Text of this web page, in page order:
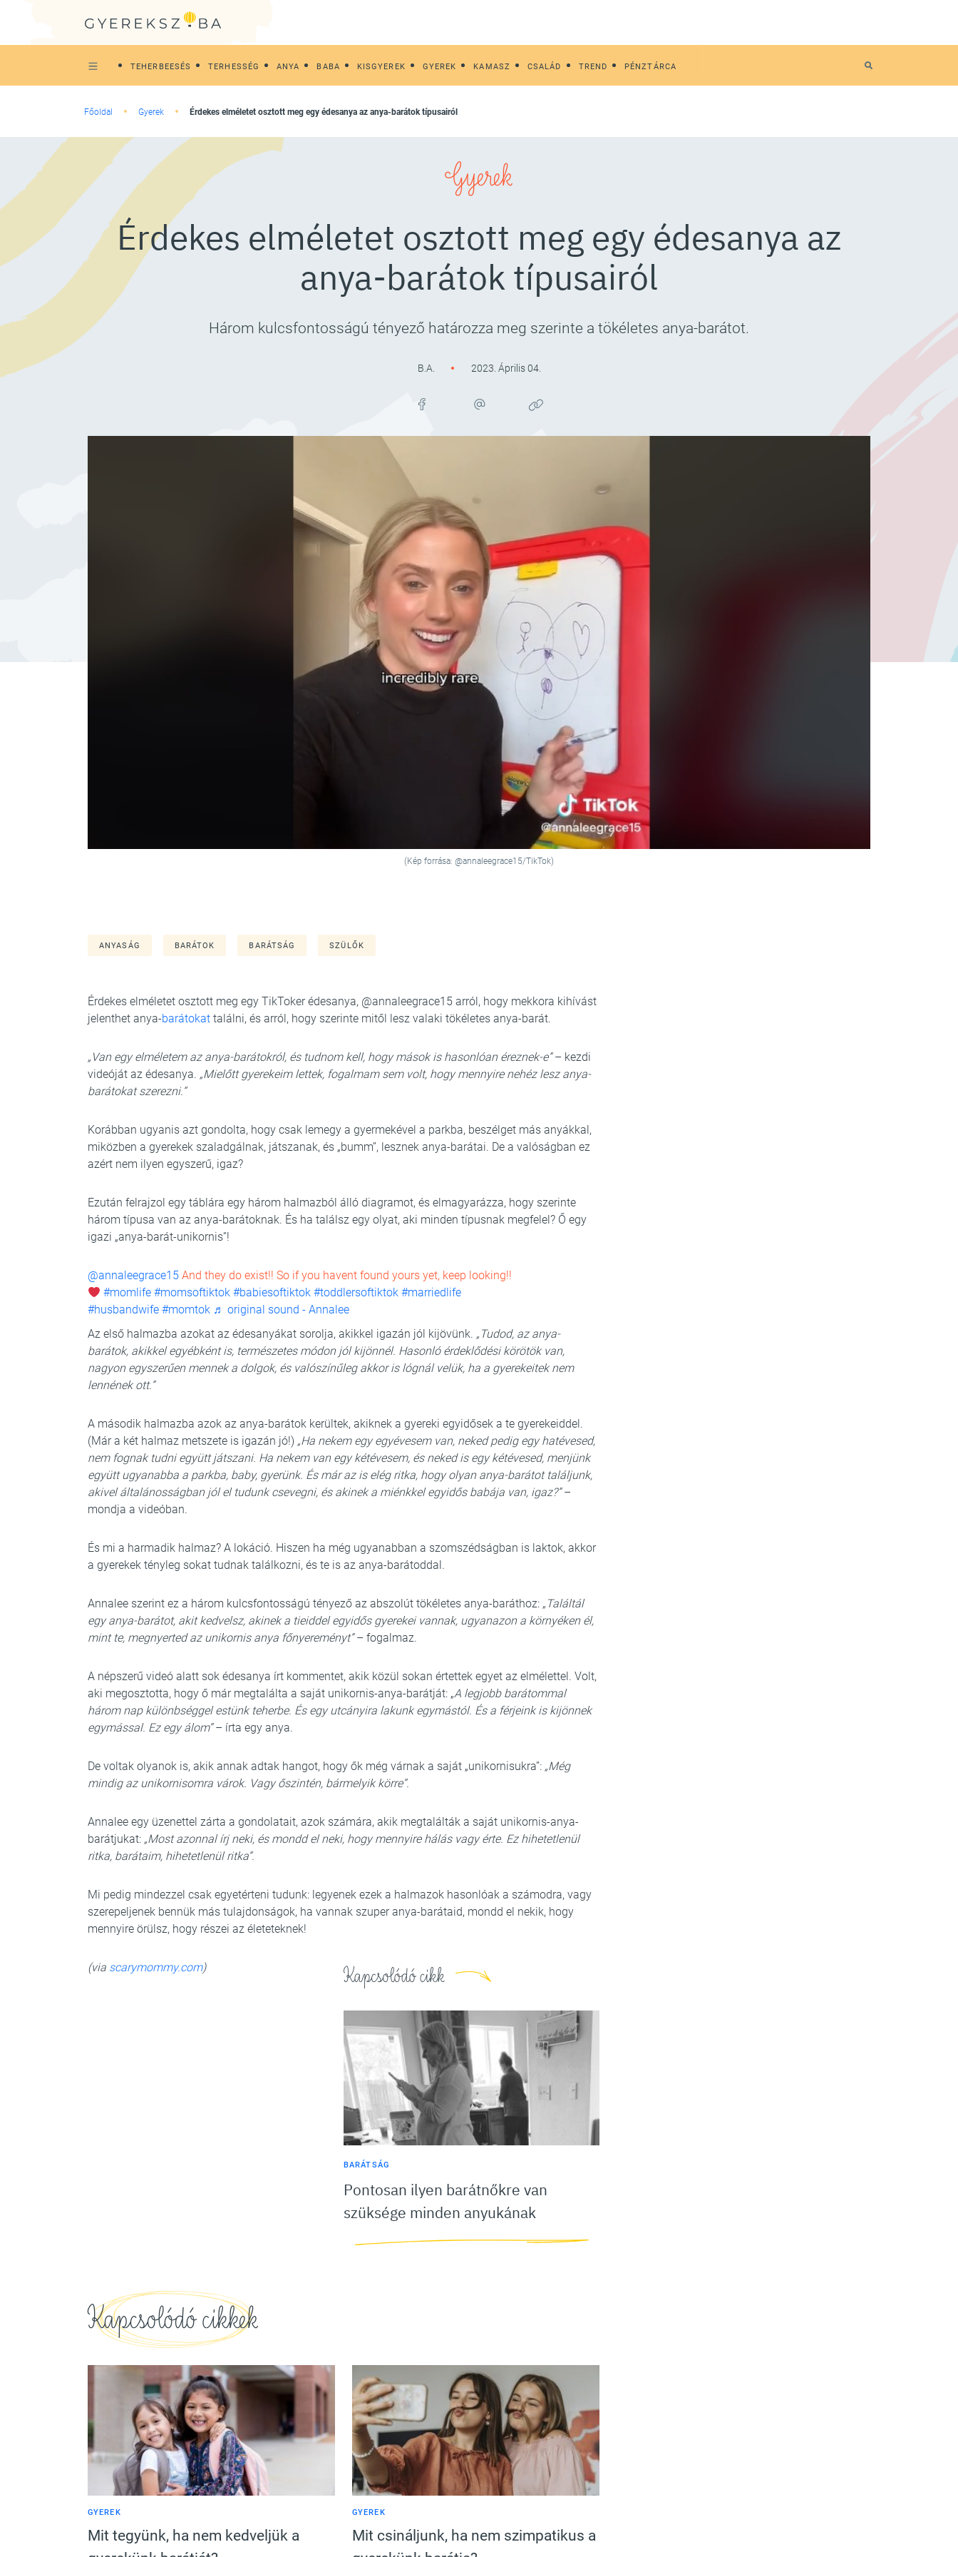
TEHERBEESÉS TERHESSÉG ANYA BABA KISGYEREK GYEREK KAMASZ CSALÁD TREND PÉNZTÁRCA
Főoldal Gyerek Érdekes elméletet osztott meg egy édesanya az anya-barátok típusairól
Gyerek
Érdekes elméletet osztott meg egy édesanya az
anya-barátok típusairól
Három kulcsfontosságú tényező határozza meg szerinte a tökéletes anya-barátot.
B.A. 2023. Április 04.
(Kép forrása: @annaleegrace15/TikTok)
ANYASÁG BARÁTOK BARÁTSÁG SZÜLŐK
Érdekes elméletet osztott meg egy TikToker édesanya, @annaleegrace15 arról, hogy mekkora kihívást
jelenthet anya-barátokat találni, és arról, hogy szerinte mitől lesz valaki tökéletes anya-barát.
„Van egy elméletem az anya-barátokról, és tudnom kell, hogy mások is hasonlóan éreznek-e”– kezdi
videóját az édesanya. „Mielőtt gyerekeim lettek, fogalmam sem volt, hogy mennyire nehéz lesz anya-
barátokat szerezni.”
Korábban ugyanis azt gondolta, hogy csak lemegy a gyermekével a parkba, beszélget más anyákkal,
miközben a gyerekek szaladgálnak, játszanak, és „bumm”, lesznek anya-barátai. De a valóságban ez
azért nem ilyen egyszerű, igaz?
Ezután felrajzol egy táblára egy három halmazból álló diagramot, és elmagyarázza, hogy szerinte
három típusa van az anya-barátoknak. És ha találsz egy olyat, aki minden típusnak megfelel? Ő egy
igazi „anya-barát-unikornis”!
@annaleegrace15 And they do exist!! So if you havent found yours yet, keep looking!!
#momlife #momsoftiktok #babiesoftiktok #toddlersoftiktok #marriedlife
#husbandwife #momtok ♬ original sound - Annalee
Az első halmazba azokat az édesanyákat sorolja, akikkel igazán jól kijövünk. „Tudod, az anya-
barátok, akikkel egyébként is, természetes módon jól kijönnél. Hasonló érdeklődési körötök van,
nagyon egyszerűen mennek a dolgok, és valószínűleg akkor is lógnál velük, ha a gyerekeitek nem
lennének ott.”
A második halmazba azok az anya-barátok kerültek, akiknek a gyereki egyidősek a te gyerekeiddel.
(Már a két halmaz metszete is igazán jó!) „Ha nekem egy egyévesem van, neked pedig egy hatévesed,
nem fognak tudni együtt játszani. Ha nekem van egy kétévesem, és neked is egy kétévesed, menjünk
együtt ugyanabba a parkba, baby, gyerünk. És már az is elég ritka, hogy olyan anya-barátot találjunk,
akivel általánosságban jól el tudunk csevegni, és akinek a miénkkel egyidős babája van, igaz?”–
mondja a videóban.
És mi a harmadik halmaz? A lokáció. Hiszen ha még ugyanabban a szomszédságban is laktok, akkor
a gyerekek tényleg sokat tudnak találkozni, és te is az anya-barátoddal.
Annalee szerint ez a három kulcsfontosságú tényező az abszolút tökéletes anya-baráthoz: „Találtál
egy anya-barátot, akit kedvelsz, akinek a tieiddel egyidős gyerekei vannak, ugyanazon a környéken él,
mint te, megnyerted az unikornis anya főnyereményt”– fogalmaz.
A népszerű videó alatt sok édesanya írt kommentet, akik közül sokan értettek egyet az elmélettel. Volt,
aki megosztotta, hogy ő már megtalálta a saját unikornis-anya-barátját: „A legjobb barátommal
három nap különbséggel estünk teherbe. És egy utcányira lakunk egymástól. És a férjeink is kijönnek
egymással. Ez egy álom”– írta egy anya.
De voltak olyanok is, akik annak adtak hangot, hogy ők még várnak a saját „unikornisukra”: „Még
mindig az unikornisomra várok. Vagy őszintén, bármelyik körre”.
Annalee egy üzenettel zárta a gondolatait, azok számára, akik megtalálták a saját unikornis-anya-
barátjukat: „Most azonnal írj neki, és mondd el neki, hogy mennyire hálás vagy érte. Ez hihetetlenül
ritka, barátaim, hihetetlenül ritka”.
Mi pedig mindezzel csak egyetérteni tudunk: legyenek ezek a halmazok hasonlóak a számodra, vagy
szerepeljenek bennük más tulajdonságok, ha vannak szuper anya-barátaid, mondd el nekik, hogy
mennyire örülsz, hogy részei az életeteknek!
Kapcsolódó cikk
BARÁTSÁG
Pontosan ilyen barátnőkre van
szüksége minden anyukának
(via scarymommy.com)
Kapcsolódó cikkek
GYEREK
Mit tegyünk, ha nem kedveljük a
GYEREK
Mit csináljunk, ha nem szimpatikus a